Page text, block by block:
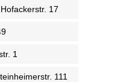
17
1
111